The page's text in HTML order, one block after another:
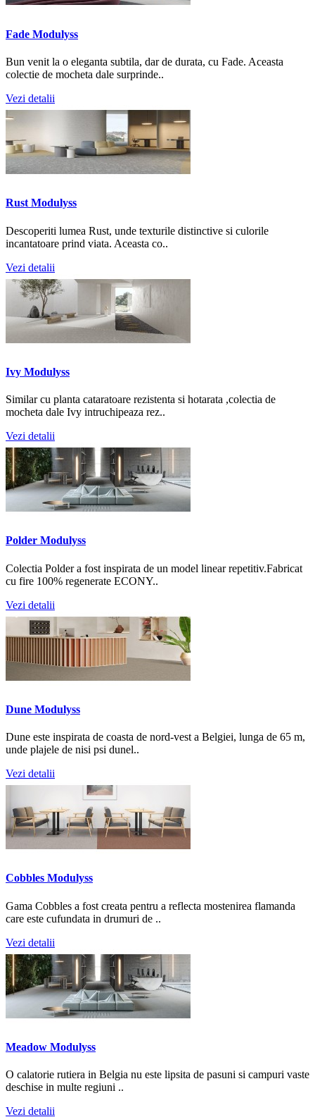
Fade Modulyss
Bun venit la o eleganta subtila, dar de durata, cu Fade. Aceasta
colectie de mocheta dale surprinde..
Vezi detalii
Rust Modulyss
Descoperiti lumea Rust, unde texturile distinctive si culorile
incantatoare prind viata. Aceasta co..
Vezi detalii
Ivy Modulyss
Similar cu planta cataratoare rezistenta si hotarata ,colectia de
mocheta dale Ivy intruchipeaza rez..
Vezi detalii
Polder Modulyss
Colectia Polder a fost inspirata de un model linear repetitiv.Fabricat
cu fire 100% regenerate ECONY..
Vezi detalii
Dune Modulyss
Dune este inspirata de coasta de nord-vest a Belgiei, lunga de 65 m,
unde plajele de nisi psi dunel..
Vezi detalii
Cobbles Modulyss
Gama Cobbles a fost creata pentru a reflecta mostenirea flamanda
care este cufundata in drumuri de ..
Vezi detalii
Meadow Modulyss
O calatorie rutiera in Belgia nu este lipsita de pasuni si campuri vaste
deschise in multe regiuni ..
Vezi detalii